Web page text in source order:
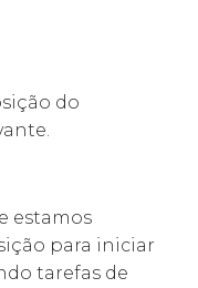
do
estamos
para iniciar
tarefas de